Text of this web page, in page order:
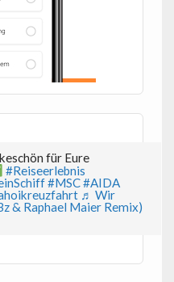
für Eure
#Reiseerlebnis
#MSC#AIDA
♬ Wir
& Raphael Maier Remix)